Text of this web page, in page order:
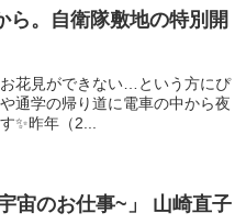
ら。自衛隊敷地の特別開
花見ができない…という方にぴ
通学の帰り道に電車の中から夜
✨昨年（2...
宙のお仕事~」 山崎直子